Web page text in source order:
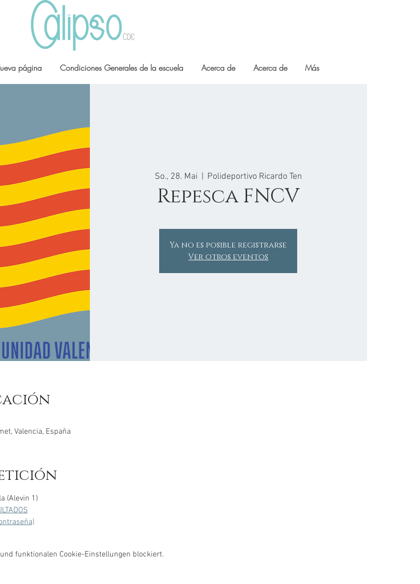
página Condiciones Generales de la escuela Acerca de Acerca de Más
So., 28. Mai
  |
Polideportivo Ricardo Ten
Repesca FNCV
Ya no es posible registrarse
Ver otros eventos
Valencia, España
(Alevin 1)
funktionalen Cookie-Einstellungen blockiert.